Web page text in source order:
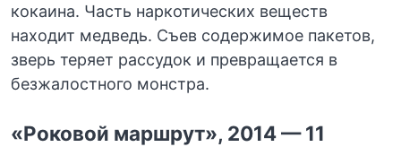
кокаина. Часть наркотических веществ
находит медведь. Съев содержимое пакетов,
зверь теряет рассудок и превращается в
безжалостного монстра.
«Роковой маршрут», 2014 — 11